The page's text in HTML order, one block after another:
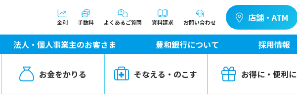
金利 手数料 よくあるご質問 資料請求 お問い合わせ 店舗・ATM
法人・個人事業主のお客さま 豊和銀行について 採用情報
お金をかりる そなえる・のこす お得に・便利に